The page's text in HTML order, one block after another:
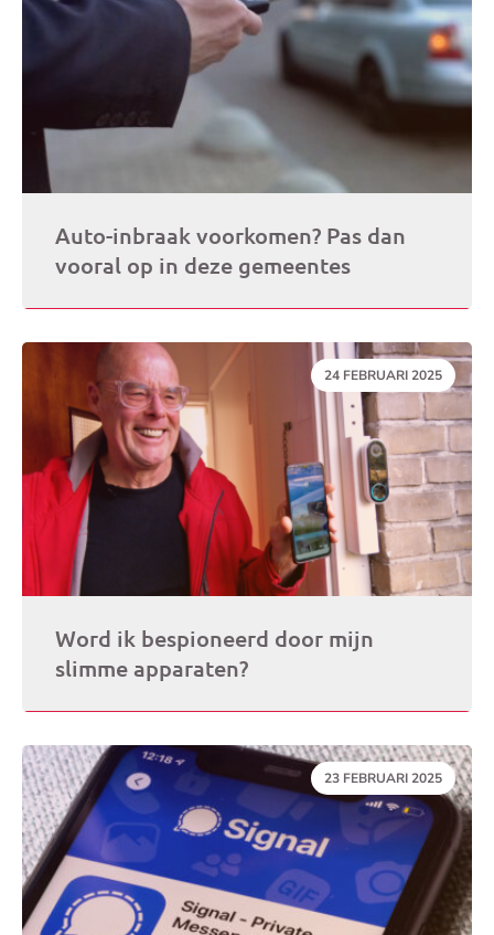
Auto-inbraak voorkomen? Pas dan
vooral op in deze gemeentes
DATUM:
24 FEBRUARI 2025
Word ik bespioneerd door mijn
slimme apparaten?
DATUM:
23 FEBRUARI 2025